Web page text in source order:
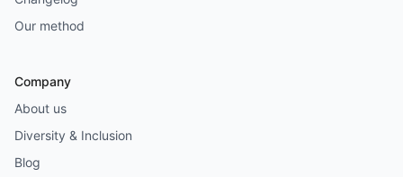
Our method
Company
About us
Diversity & Inclusion
Blog